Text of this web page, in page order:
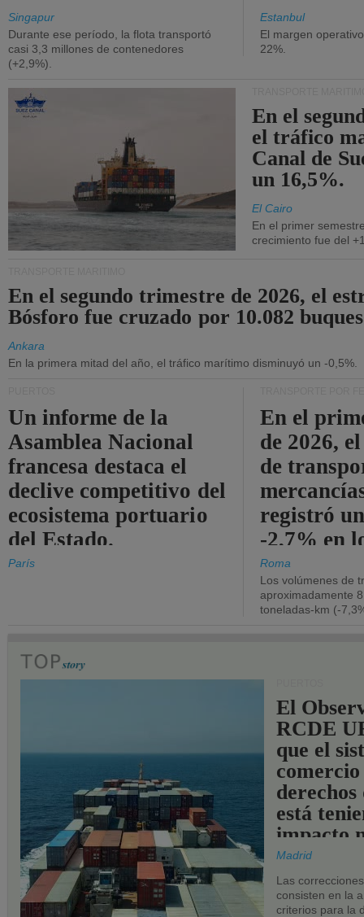
Singapur
Durante ese período, la flota transportó
casi 3,3 millones de contenedores
(+2,9%).
Estanbul
El margen
22%.
En el
el tráfico
Canal de
un 16,5%.
El Cairo
En el primer
crecimiento fue del
En el segundo trimestre de 2026, el
Bósforo fue cruzado por 10.082
Ankara
En la primera mitad del año, el tráfico marítimo disminuyó un -0,5%.
Un informe de la
Asamblea Nacional
francesa destaca el
declive competitivo del
ecosistema portuario
del Estado.
París
En el
de 2026,
de
registró
-2,7% en
Roma
Los volúmenes de
aproximadamente
toneladas-km (-
El
RCDE
que el
comercio
derechos
está
impacto
los
UE.
Madrid
Las
consisten en la
criterios para la